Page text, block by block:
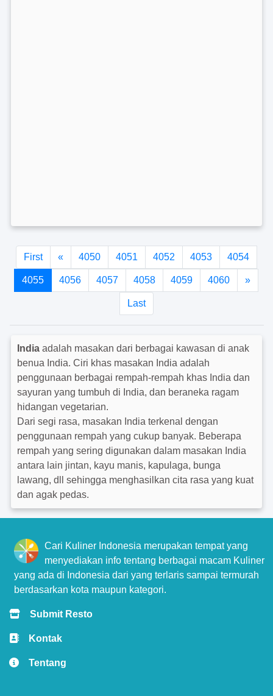
First « 4050 4051 4052 4053 4054
4055 4056 4057 4058 4059 4060 »
Last
India adalah masakan dari berbagai kawasan di anak
benua India. Ciri khas masakan India adalah
penggunaan berbagai rempah-rempah khas India dan
sayuran yang tumbuh di India, dan beraneka ragam
hidangan vegetarian.
Dari segi rasa, masakan India terkenal dengan
penggunaan rempah yang cukup banyak. Beberapa
rempah yang sering digunakan dalam masakan India
antara lain jintan, kayu manis, kapulaga, bunga
lawang, dll sehingga menghasilkan cita rasa yang kuat
dan agak pedas.
Cari Kuliner Indonesia merupakan tempat yang
menyediakan info tentang berbagai macam Kuliner
yang ada di Indonesia dari yang terlaris sampai termurah
berdasarkan kota maupun kategori.
Submit Resto
Kontak
Tentang